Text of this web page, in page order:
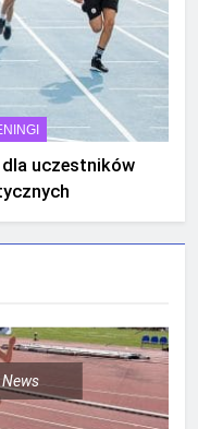
uczestników
News